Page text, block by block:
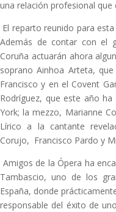
una relación profesional que
El reparto reunido para
Además de contar con el
Coruña actuarán ahora
soprano Ainhoa Arteta,
Francisco y en el Covent
Rodríguez, que este año
York; la mezzo, Marianne
Lírico a la cantante
Corujo, Francisco Pardo y
Amigos de la Ópera ha
Tambascio, uno de los
España, donde
responsable del éxito de